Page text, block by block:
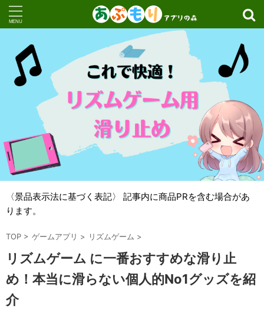
〈景品表示法に基づく表記〉 記事内に商品PRを含む場合があ
ります。
TOP > ゲームアプリ > リズムゲーム >
リズムゲーム に一番おすすめな滑り止
め！本当に滑らない個人的No1グッズを紹
介